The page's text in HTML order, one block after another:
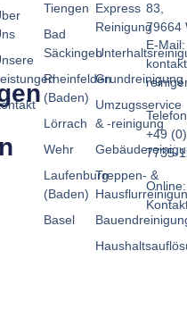
Express
Reinigung
Grundreinigung
Umzugsservice
& -reinigung
Treppen- &
Tiengen
Bad
Säckingen
Rheinfelden
(Baden)
Lörrach
Wehr
Laufenburg
(Baden)
Basel
83,
79664
E-Mail:
+49
7735-
Online: